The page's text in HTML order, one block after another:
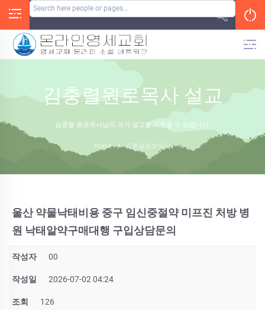
김충렬원로목사 설교
김충렬 원로목사님의 과거 설교를 시청할 수 있습니다.
Home / 김충렬원로목사
울산 약물낙태비용 중구 임신중절약 미프진 처방 병
원 낙태알약구매대행 구입상담문의
작성자 00
작성일 2026-07-02 04:24
조회 126